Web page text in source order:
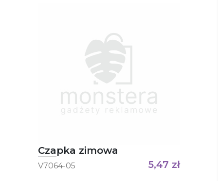
Czapka zimowa
V7064-05 5,47 zł